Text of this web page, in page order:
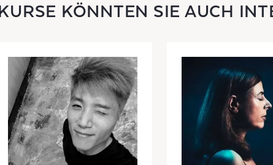
KÖNNTEN SIE AUCH